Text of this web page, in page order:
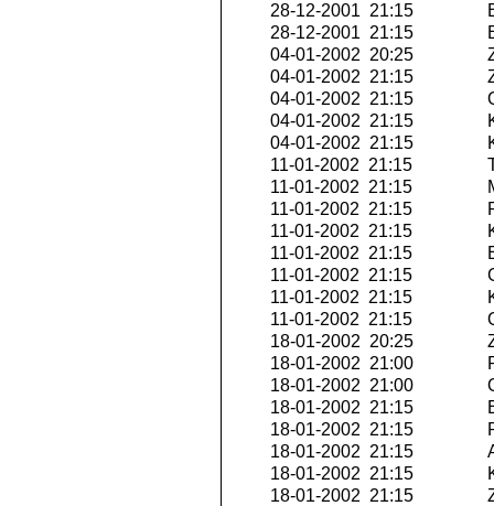
28-12-2001 21:15
28-12-2001 21:15
04-01-2002 20:25
04-01-2002 21:15
04-01-2002 21:15
04-01-2002 21:15
04-01-2002 21:15
11-01-2002 21:15
11-01-2002 21:15
11-01-2002 21:15
11-01-2002 21:15
11-01-2002 21:15
11-01-2002 21:15
11-01-2002 21:15
11-01-2002 21:15
18-01-2002 20:25
18-01-2002 21:00
18-01-2002 21:00
18-01-2002 21:15
18-01-2002 21:15
18-01-2002 21:15
18-01-2002 21:15
18-01-2002 21:15